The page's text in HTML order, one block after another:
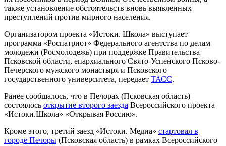
также установление обстоятельств вновь выявленных
преступлений против мирного населения.
Организатором проекта «Истоки. Школа» выступает
программа «Роспатриот» Федерального агентства по делам
молодежи (Росмолодежь) при поддержке Правительства
Псковской области, епархиального Свято-Успенского Псково-
Печерского мужского монастыря и Псковского
государственного университета, передает ТАСС.
Ранее сообщалось, что в Печорах (Псковская область)
состоялось открытие второго заезда Всероссийского проекта
«Истоки.Школа» «Открывая Россию».
Кроме этого, третий заезд «Истоки. Медиа» стартовал в
городе Печоры (Псковская область) в рамках Всероссийского